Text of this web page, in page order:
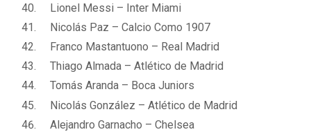
Lionel Messi – Inter Miami
Nicolás Paz – Calcio Como 1907
Franco Mastantuono – Real Madrid
Thiago Almada – Atlético de Madrid
Tomás Aranda – Boca Juniors
Nicolás González – Atlético de Madrid
Alejandro Garnacho – Chelsea